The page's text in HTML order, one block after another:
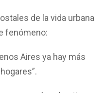
de la vida urbana
fenómeno:
Aires ya hay más